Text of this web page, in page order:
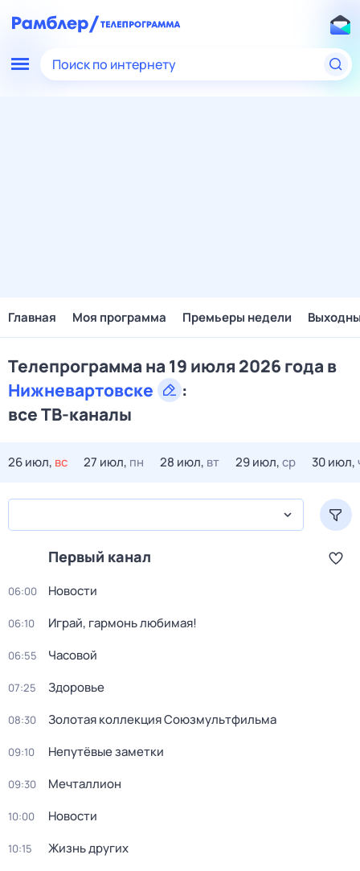
Поиск по интернету
Главная Моя программа Премьеры недели
Телепрограмма на 19 июля 2026 года в
Нижневартовске
:
все ТВ-каналы
26 июл, вс 27 июл, пн 28 июл, вт 29 июл,ср 30 июл,
Первый канал
06:00 Новости
06:10 Играй, гармонь любимая!
06:55 Часовой
07:25 Здоровье
08:30 Золотая коллекция Союзмультфильма
09:10 Непутёвые заметки
09:30 Мечталлион
10:00 Новости
10:15 Жизнь других